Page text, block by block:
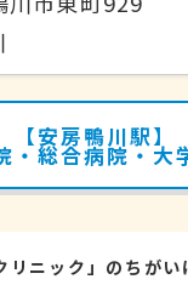
【安房鴨川駅】
・総合病院・大
リニック」のちがい